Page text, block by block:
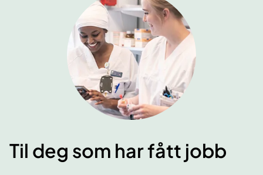
Til deg som har fått jobb